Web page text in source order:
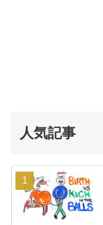
人気記事